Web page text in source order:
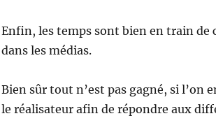
Enfin, les temps sont bien en train
dans les médias.
Bien sûr tout n’est pas gagné, si l’on
le réalisateur afin de répondre aux